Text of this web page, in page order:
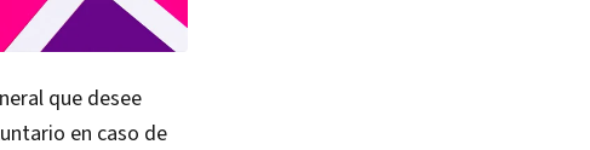
que desee
en caso de